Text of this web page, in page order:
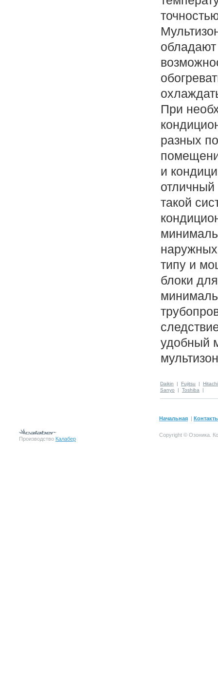
При
разных
и
отличный
такой
типу и
блоки
удобный
Daikin | Fujitsu | Hitachi
Sanyo | Toshiba |
Начальная |
Производство Калабер
Copyright © Озоника.